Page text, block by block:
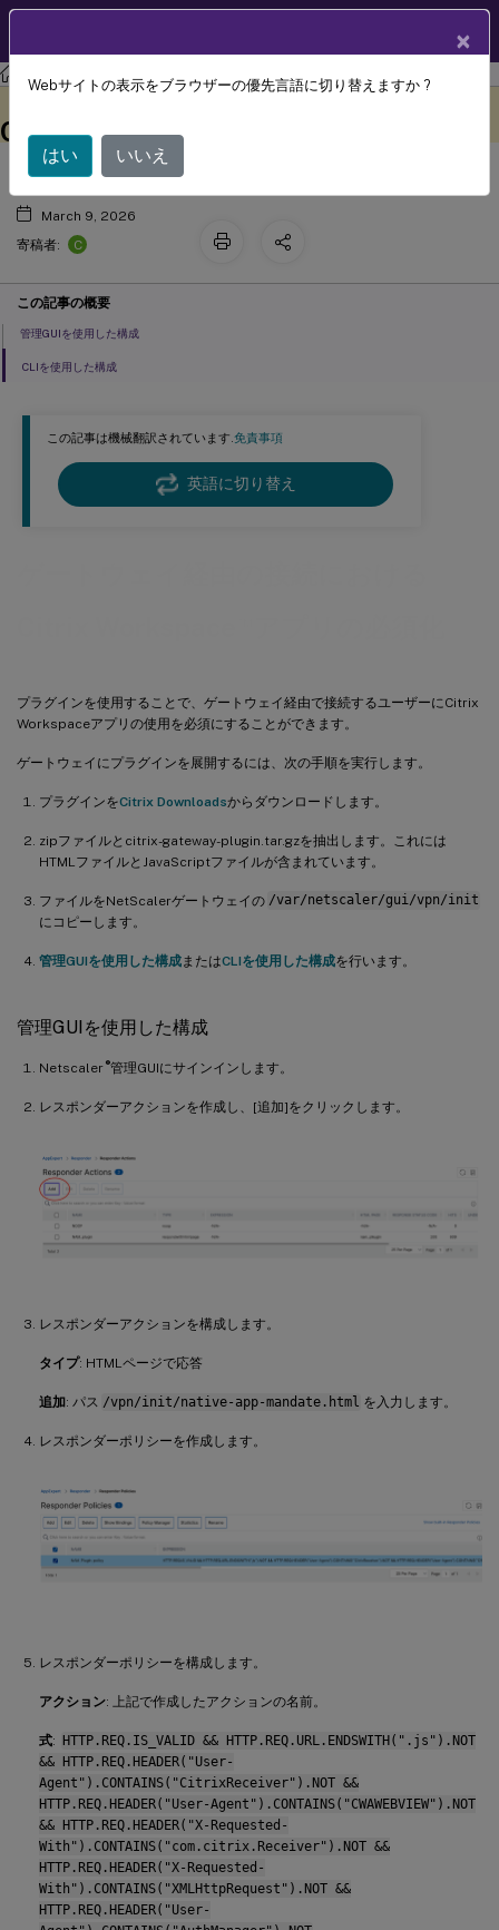
ストアフロント StoreFront 2402
この記事は機械翻訳されています.免責事項
英語に切り替え
プラグインを使用することで、ゲートウェイ経由で接続するユーザーにCitrix
Workspaceアプリの使用を必須にすることができます。
ゲートウェイにプラグインを展開するには、次の手順を実行します。
プラグインをCitrix Downloadsからダウンロードします。
zipファイルとcitrix-gateway-plugin.tar.gzを抽出します。これには
HTMLファイルとJavaScriptファイルが含まれています。
ファイルをNetScalerゲートウェイの /var/netscaler/gui/vpn/init
にコピーします。
管理GUIを使用した構成またはCLIを使用した構成を行います。
管理GUIを使用した構成
Netscaler ®管理GUIにサインインします。
レスポンダーアクションを作成し、[追加]をクリックします。
レスポンダーアクションを構成します。
タイプ: HTMLページで応答
追加: パス /vpn/init/native-app-mandate.html を入力します。
レスポンダーポリシーを作成します。
レスポンダーポリシーを構成します。
アクション: 上記で作成したアクションの名前。
式:
HTTP.REQ.IS_VALID && HTTP.REQ.URL.ENDSWITH(".js").NOT
&& HTTP.REQ.HEADER("User-
Agent").CONTAINS("CitrixReceiver").NOT &&
HTTP.REQ.HEADER("User-Agent").CONTAINS("CWAWEBVIEW").NOT
&& HTTP.REQ.HEADER("X-Requested-
With").CONTAINS("com.citrix.Receiver").NOT &&
HTTP.REQ.HEADER("X-Requested-
With").CONTAINS("XMLHttpRequest").NOT &&
HTTP.REQ.HEADER("User-
ゲートウェイ経由の接続における
Citrix Workspace
March 9, 2026
寄稿者:
C
この記事の概要
管理GUIを使用した構成
CLIを使用した構成
×
Webサイトの表示をブラウザーの優先言語に切り替えますか ?
はい いいえ